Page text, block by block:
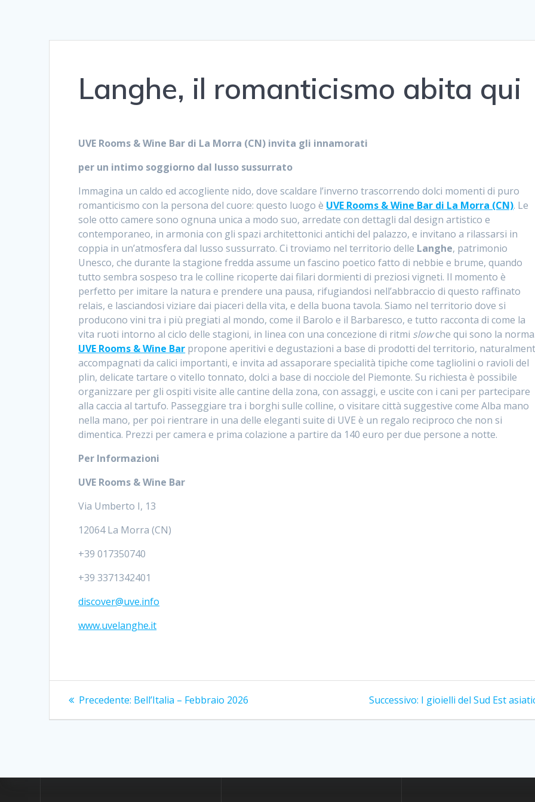
Langhe, il romanticismo abita qui
UVE Rooms & Wine Bar di La Morra (CN) invita gli innamorati
per un intimo soggiorno dal lusso sussurrato
Immagina un caldo ed accogliente nido, dove scaldare l’inverno trascorrendo dolci momenti di puro
romanticismo con la persona del cuore: questo luogo è UVE Rooms & Wine Bar di La Morra (CN). Le
sole otto camere sono ognuna unica a modo suo, arredate con dettagli dal design artistico e
contemporaneo, in armonia con gli spazi architettonici antichi del palazzo, e invitano a rilassarsi in
coppia in un’atmosfera dal lusso sussurrato. Ci troviamo nel territorio delle Langhe, patrimonio
Unesco, che durante la stagione fredda assume un fascino poetico fatto di nebbie e brume, quando
tutto sembra sospeso tra le colline ricoperte dai filari dormienti di preziosi vigneti. Il momento è
perfetto per imitare la natura e prendere una pausa, rifugiandosi nell’abbraccio di questo raffinato
relais, e lasciandosi viziare dai piaceri della vita, e della buona tavola. Siamo nel territorio dove si
producono vini tra i più pregiati al mondo, come il Barolo e il Barbaresco, e tutto racconta di come la
vita ruoti intorno al ciclo delle stagioni, in linea con una concezione di ritmi slowche qui sono la
UVE Rooms & Wine Bar propone aperitivi e degustazioni a base di prodotti del territorio,
accompagnati da calici importanti, e invita ad assaporare specialità tipiche come tagliolini o ravioli del
plin, delicate tartare o vitello tonnato, dolci a base di nocciole del Piemonte. Su richiesta è possibile
organizzare per gli ospiti visite alle cantine della zona, con assaggi, e uscite con i cani per partecipare
alla caccia al tartufo. Passeggiare tra i borghi sulle colline, o visitare città suggestive come Alba mano
nella mano, per poi rientrare in una delle eleganti suite di UVE è un regalo reciproco che non si
dimentica. Prezzi per camera e prima colazione a partire da 140 euro per due persone a notte.
Per Informazioni
UVE Rooms & Wine Bar
Via Umberto I, 13
12064 La Morra (CN)
+39 017350740
+39 3371342401
discover@uve.info
www.uvelanghe.it
Navigazione
articoli
Precedente: Articolo
Bell’Italia – Febbraio 2026 Successivo: Articolo
I gioielli del Sud Est